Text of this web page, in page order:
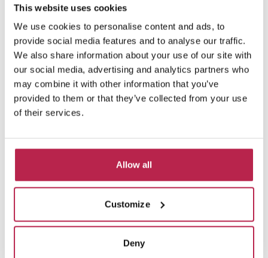
This website uses cookies
We use cookies to personalise content and ads, to
provide social media features and to analyse our traffic.
We also share information about your use of our site with
our social media, advertising and analytics partners who
may combine it with other information that you’ve
provided to them or that they’ve collected from your use
of their services.
Allow all
Customize
Deny
€ 12.110,00 / € 22.460,00 per week
Private collectie
in de laatste 10 jaar, hebben we een aantal huizen
dat we niet online kunnen plaatsen, per de eigenaars
huizen, neem dan contact op met ons.
Bekijk private collectie